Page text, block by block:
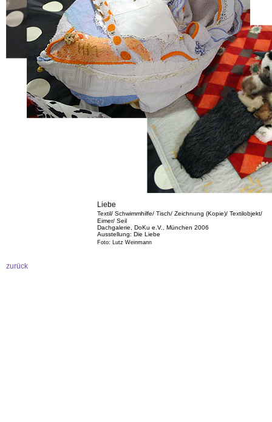
Liebe
Textil/ Schwimmhilfe/ Tisch/ Zeichnung (Kopie)/ Textilobjekt/
Eimer/ Seil
Dachgalerie, DoKu e.V., München 2006
Ausstellung: Die Liebe
Foto: Lutz Weinmann
zurück